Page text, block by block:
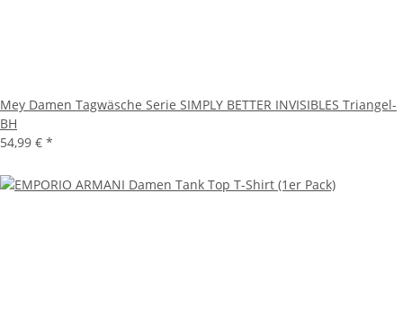
Mey Damen Tagwäsche Serie SIMPLY BETTER INVISIBLES Triangel-
BH
54,99 € *